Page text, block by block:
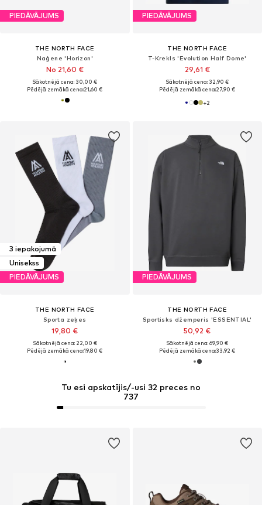
PIEDĀVĀJUMS
THE NORTH FACE
Naģene 'Horizon'
No 21,60 €
Sākotnējā cena: 30,00 €
Pēdējā zemākā cena:21,60 €
PIEDĀVĀJUMS
THE NORTH FACE
T-Krekls 'Evolution Half Dome'
29,61 €
Sākotnējā cena: 32,90 €
Pēdējā zemākā cena:27,90 €
+2
3 iepakojumā
Unisekss
PIEDĀVĀJUMS
THE NORTH FACE
Sporta zeķes
19,80 €
Sākotnējā cena: 22,00 €
Pēdējā zemākā cena:19,80 €
PIEDĀVĀJUMS
THE NORTH FACE
Sportisks džemperis 'ESSENTIAL'
50,92 €
Sākotnējā cena: 69,90 €
Pēdējā zemākā cena:33,92 €
Tu esi apskatījis/-usi 32 preces no
737